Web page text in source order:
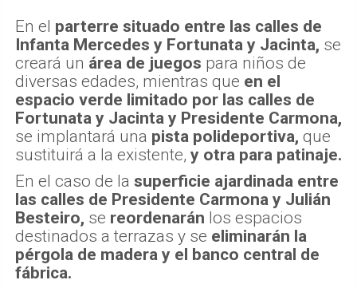
En el parterre situado entre las calles de
Infanta Mercedes y Fortunata y Jacinta, se
creará un área de juegos para niños de
diversas edades, mientras que en el
espacio verde limitado por las calles de
Fortunata y Jacinta y Presidente Carmona,
se implantará una pista polideportiva, que
sustituirá a la existente, y otra para patinaje.
En el caso de la superficie ajardinada entre
las calles de Presidente Carmona y Julián
Besteiro, se reordenarán los espacios
destinados a terrazas y se eliminarán la
pérgola de madera y el banco central de
fábrica.